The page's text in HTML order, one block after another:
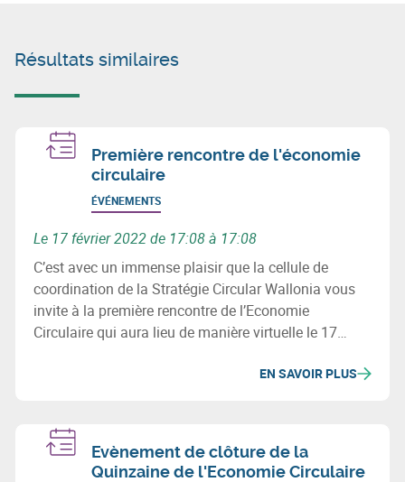
Résultats similaires
Première rencontre de l'économie
circulaire
ÉVÉNEMENTS
Le 17 février 2022 de 17:08 à 17:08
C’est avec un immense plaisir que la cellule de
coordination de la Stratégie Circular Wallonia vous
invite à la première rencontre de l’Economie
Circulaire qui aura lieu de manière virtuelle le 17
EN SAVOIR PLUS
Evènement de clôture de la
Quinzaine de l'Economie Circulaire